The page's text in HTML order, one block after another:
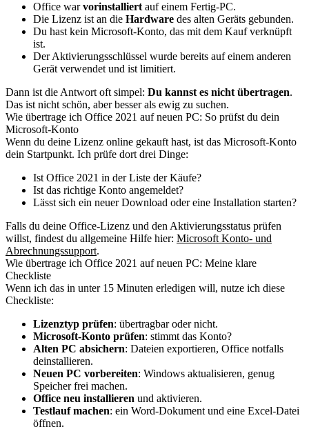
Office warvorinstalliert auf einem Fertig-PC.
Die Lizenz ist an die Hardware des alten Geräts gebunden.
Du hast kein Microsoft-Konto, das mit dem Kauf verknüpft
ist.
Der Aktivierungsschlüssel wurde bereits auf einem anderen
Gerät verwendet und ist limitiert.
Dann ist die Antwort oft simpel: Du kannst es nicht übertragen.
Das ist nicht schön, aber besser als ewig zu suchen.
Wie übertrage ich Office 2021 auf neuen PC: So prüfst du dein
Microsoft-Konto
Wenn du deine Lizenz online gekauft hast, ist das Microsoft-Konto
dein Startpunkt. Ich prüfe dort drei Dinge:
Ist Office 2021 in der Liste der Käufe?
Ist das richtige Konto angemeldet?
Lässt sich ein neuer Download oder eine Installation starten?
Falls du deine Office-Lizenz und den Aktivierungsstatus prüfen
willst, findest du allgemeine Hilfe hier: Microsoft Konto- und
Abrechnungssupport.
Wie übertrage ich Office 2021 auf neuen PC: Meine klare
Checkliste
Wenn ich das in unter 15 Minuten erledigen will, nutze ich diese
Checkliste:
Lizenztyp prüfen: übertragbar oder nicht.
Microsoft-Konto prüfen: stimmt das Konto?
Alten PC absichern: Dateien exportieren, Office notfalls
deinstallieren.
Neuen PC vorbereiten: Windows aktualisieren, genug
Speicher frei machen.
Office neu installieren und aktivieren.
Testlauf machen: ein Word-Dokument und eine Excel-Datei
öffnen.